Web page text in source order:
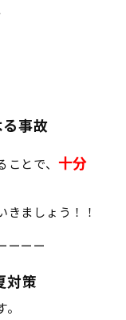
事故
とで、 十分
きましょう！！
ーーー
対策
。